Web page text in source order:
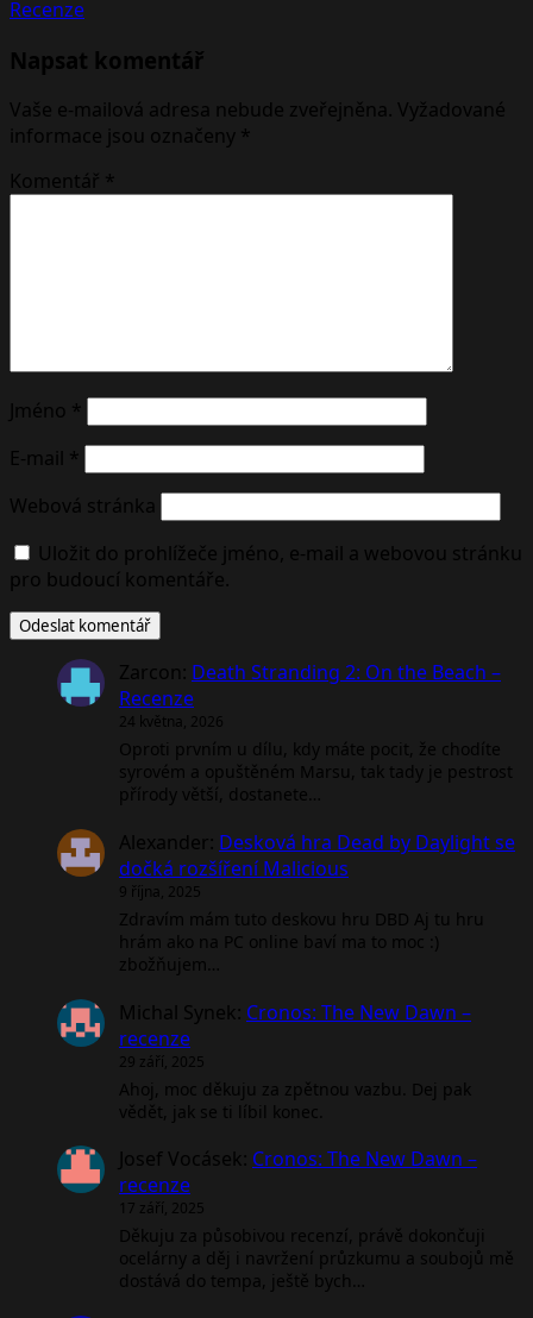
Recenze
Napsat komentář
Vaše e-mailová adresa nebude zveřejněna. Vyžadované
informace jsou označeny *
Komentář *
Jméno *
E-mail *
Webová stránka
Uložit do prohlížeče jméno, e-mail a webovou stránku
pro budoucí komentáře.
Zarcon: Death Stranding 2: On the Beach –
Recenze
24 května, 2026
Oproti prvním u dílu, kdy máte pocit, že chodíte
syrovém a opuštěném Marsu, tak tady je pestrost
přírody větší, dostanete…
Alexander: Desková hra Dead by Daylight se
dočká rozšíření Malicious
9 října, 2025
Zdravím mám tuto deskovu hru DBD Aj tu hru
hrám ako na PC online baví ma to moc :)
zbožňujem…
Michal Synek: Cronos: The New Dawn –
recenze
29 září, 2025
Ahoj, moc děkuju za zpětnou vazbu. Dej pak
vědět, jak se ti líbil konec.
Josef Vocásek: Cronos: The New Dawn –
recenze
17 září, 2025
Děkuju za působivou recenzí, právě dokončuji
ocelárny a děj i navržení průzkumu a soubojů mě
dostává do tempa, ještě bych…